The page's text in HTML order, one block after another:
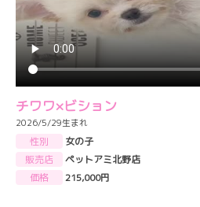
チワワ×ビション
2026/5/29生まれ
性別
女の子
販売店
ペットアミ北野店
価格
215,000円